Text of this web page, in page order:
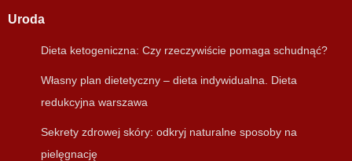
Uroda
Dieta ketogeniczna: Czy rzeczywiście pomaga schudnąć?
Własny plan dietetyczny – dieta indywidualna. Dieta
redukcyjna warszawa
Sekrety zdrowej skóry: odkryj naturalne sposoby na
pielęgnację